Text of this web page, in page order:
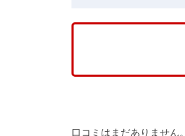
口コミはまだありません。